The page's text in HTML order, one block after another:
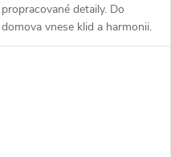
propracované detaily. Do
domova vnese klid a harmonii.
Andělíčka můžete